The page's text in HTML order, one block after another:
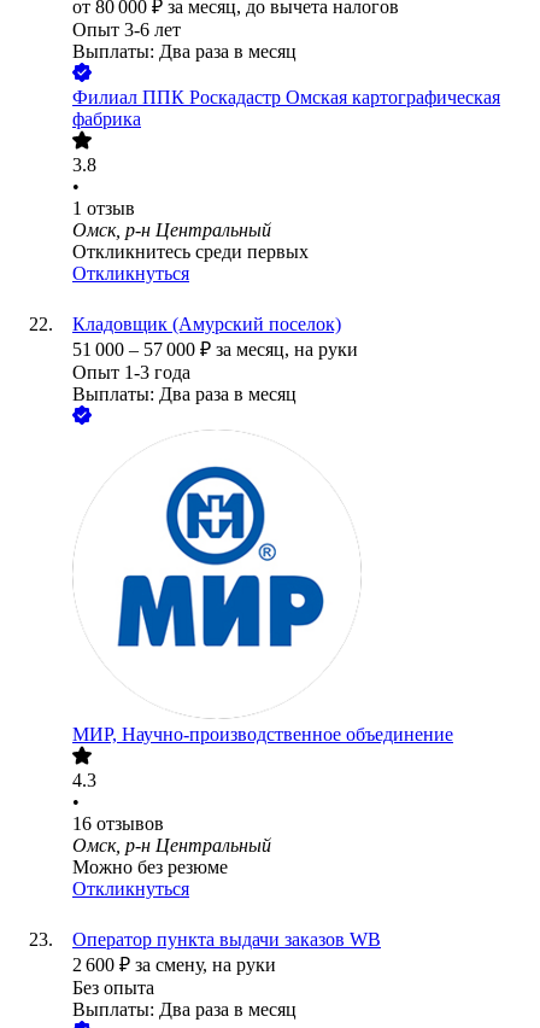
от 80 000 ₽ за месяц, до вычета налогов
Опыт 3-6 лет
Выплаты: Два раза в месяц
Филиал ППК Роскадастр Омская картографическая
фабрика
3.8
•
1 отзыв
Омск, р-н Центральный
Откликнитесь среди первых
Откликнуться
Кладовщик (Амурский поселок)
51 000 – 57 000 ₽ за месяц, на руки
Опыт 1-3 года
Выплаты: Два раза в месяц
МИР, Научно-производственное объединение
4.3
•
16 отзывов
Омск, р-н Центральный
Можно без резюме
Откликнуться
Оператор пункта выдачи заказов WB
2 600 ₽ за смену, на руки
Без опыта
Выплаты: Два раза в месяц